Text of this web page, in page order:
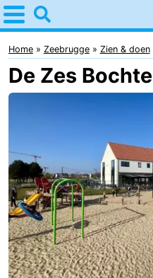
Home
Zeebrugge
Tips
Appartementen
-
Holiday
Suites
-
Seaside
Bed
Home Zeebrugge Zien & doen
De Zes